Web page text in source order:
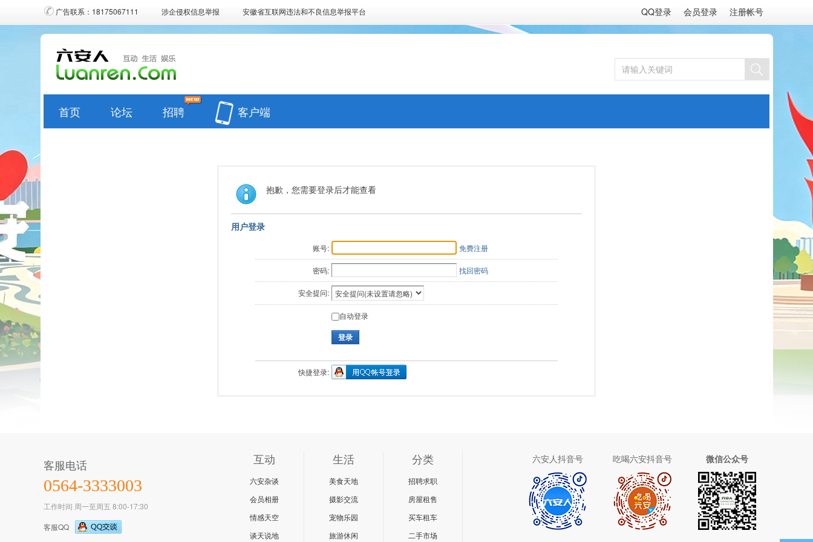
QQ登录 会员登录 注册帐号
广告联系：18175067111 涉企侵权信息举报 安徽省互联网违法和不良信息举报平台
首页 论坛 招聘 客户端
抱歉，您需要登录后才能查看
用户登录
账号: 免费注册
密码: 找回密码
安全提问:
自动登录
登录
快捷登录:
客服电话
0564-3333003
工作时间 周一至周五 8:00-17:30
客服QQ
互动
六安杂谈
会员相册
情感天空
谈天说地
生活
美食天地
摄影交流
宠物乐园
旅游休闲
分类
招聘求职
房屋租售
买车租车
二手市场
六安人抖音号 吃喝六安抖音号 微信公众号